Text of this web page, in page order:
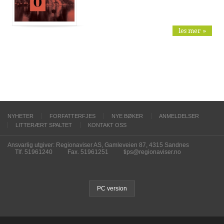
les mer »
NYHETER FORFATTERFJES NYE BØKER
ANMELDELSER
LITTERÆRT SPALTET
KONTAKT OSS
Ansvarlig utgiver: Regionaviser AS, Gamleveien 87, 4315 Sandnes
Tlf. 51961240
Fax. 51961251 tips@regionaviser.no
PC version